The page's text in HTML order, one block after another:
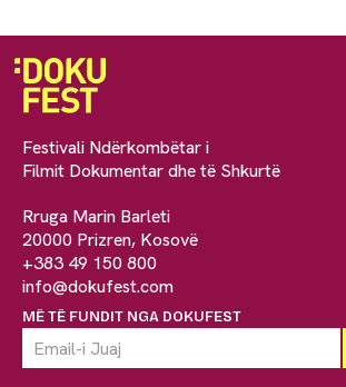
Festivali Ndërkombëtar i
Filmit Dokumentar dhe të Shkurtë
Rruga Marin Barleti
20000 Prizren, Kosovë
+383 49 150 800
info@dokufest.com
MË TË FUNDIT NGA DOKUFEST